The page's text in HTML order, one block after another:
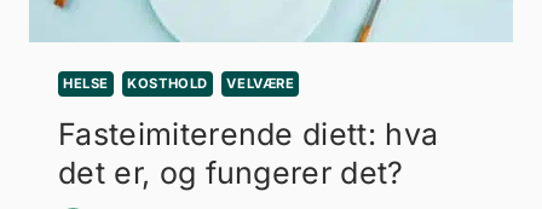
HELSE KOSTHOLD VELVÆRE
Fasteimiterende diett: hva
det er, og fungerer det?